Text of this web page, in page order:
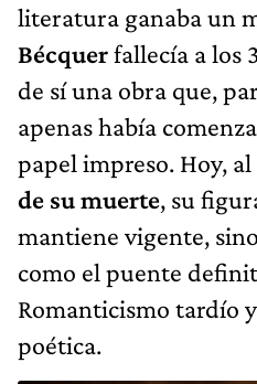
literatura ganaba un
Bécquerfallecía a los
de sí una obra que,
apenas había
papel impreso. Hoy,
de su muerte, su
mantiene vigente,
como el puente
Romanticismo tardío
poética.